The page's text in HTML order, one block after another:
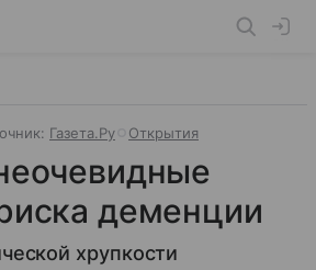
Газета.Ру Открытия
деменции
хрупкости